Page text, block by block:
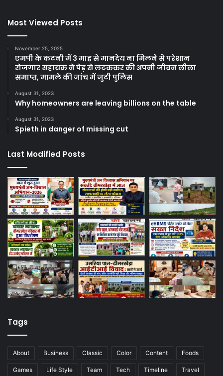
Most Viewed Posts
November 25, 2025
एमपी के कटनी में 3 माह से मानदेय ना मिलने से परेशान
रोजगार सहायक ने पेड़ से लटककर की अपनी जीवन लीला
समाप्त, मामले की जांच में जुटी पुलिस
August 31, 2023
Why homeowners are leaving billions on the table
August 31, 2023
Spieth in danger of missing cut
Last Modified Posts
Tags
About Business Classic Color Content Foods
Games Life Style Team Tech Timeline Travel